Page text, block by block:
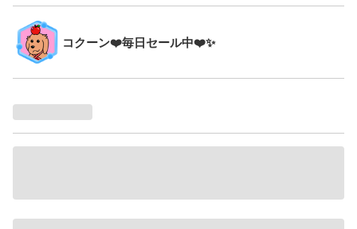
コクーン❤️毎日セール中❤️✨